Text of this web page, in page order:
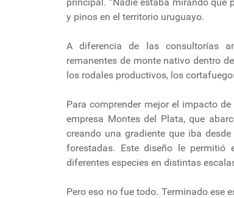
y pinos en el territorio uruguayo.
A diferencia de las consultorías
remanentes de monte nativo dentro
los rodales productivos, los
Para comprender mejor el impacto
empresa Montes del Plata, que
creando una gradiente que iba
forestadas. Este diseño le permitió
diferentes especies en distintas
Pero eso no fue todo. Terminado ese